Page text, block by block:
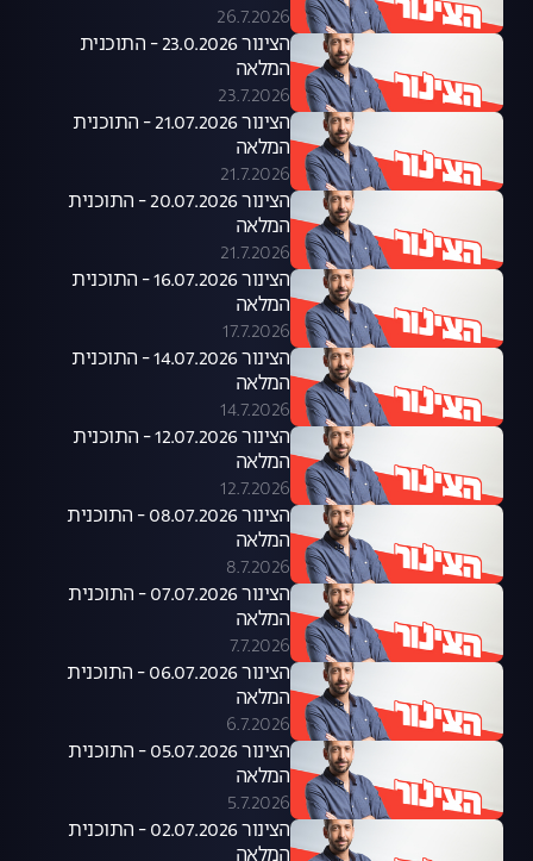
26.7.2026
הצינור 23.0.2026 - התוכנית
המלאה
23.7.2026
הצינור 21.07.2026 - התוכנית
המלאה
21.7.2026
הצינור 20.07.2026 - התוכנית
המלאה
21.7.2026
הצינור 16.07.2026 - התוכנית
המלאה
17.7.2026
הצינור 14.07.2026 - התוכנית
המלאה
14.7.2026
הצינור 12.07.2026 - התוכנית
המלאה
12.7.2026
הצינור 08.07.2026 - התוכנית
המלאה
8.7.2026
הצינור 07.07.2026 - התוכנית
המלאה
7.7.2026
הצינור 06.07.2026 - התוכנית
המלאה
6.7.2026
הצינור 05.07.2026 - התוכנית
המלאה
5.7.2026
הצינור 02.07.2026 - התוכנית